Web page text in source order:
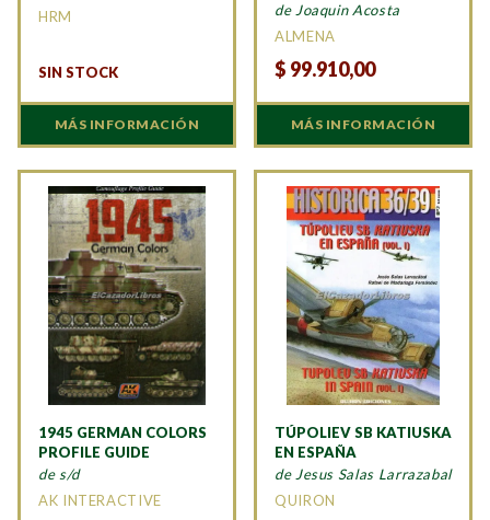
HRM
SIN STOCK
MÁS INFORMACIÓN
de Joaquin Acosta
ALMENA
$ 99.910,00
MÁS INFORMACIÓN
1945 GERMAN COLORS
PROFILE GUIDE
de s/d
AK INTERACTIVE
TÚPOLIEV SB KATIUSKA
EN ESPAÑA
de Jesus Salas Larrazabal
QUIRON